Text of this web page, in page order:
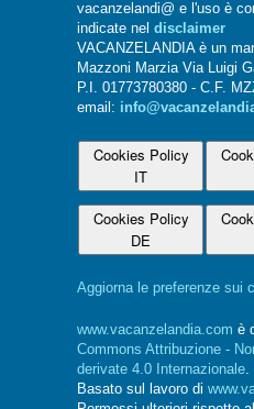
vacanzelandi@ e l'uso è
indicate nel disclaimer
VACANZELANDIA è un
Mazzoni Marzia Via Luigi
P.I. 01773780380 - C.F.
email:
Cookies Policy
IT
Cookies Policy
DE
Aggiorna le preferenze sui
www.vacanzelandia.com è
Commons Attribuzione -
derivate 4.0 Internazionale.
Basato sul lavoro di